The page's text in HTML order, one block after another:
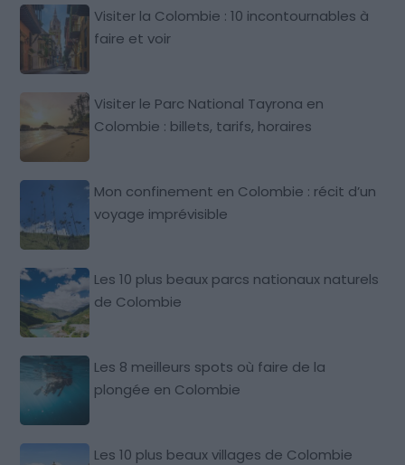
Visiter la Colombie : 10 incontournables à
faire et voir
Visiter le Parc National Tayrona en
Colombie : billets, tarifs, horaires
Mon confinement en Colombie : récit d’un
voyage imprévisible
Les 10 plus beaux parcs nationaux naturels
de Colombie
Les 8 meilleurs spots où faire de la
plongée en Colombie
Les 10 plus beaux villages de Colombie